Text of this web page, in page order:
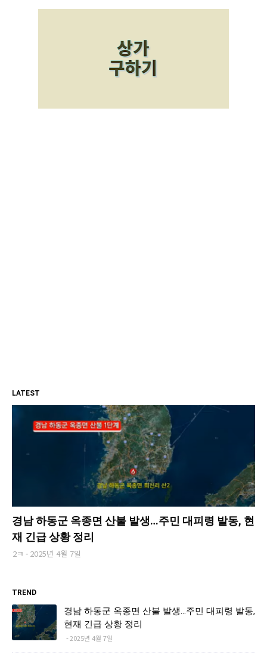
LATEST
경남 하동군 옥종면 산불 발생…주민 대피령 발동, 현
재 긴급 상황 정리
2ㅋ 2025년 4월 7일
TREND
경남 하동군 옥종면 산불 발생…주민 대피령 발동,
현재 긴급 상황 정리
2025년 4월 7일